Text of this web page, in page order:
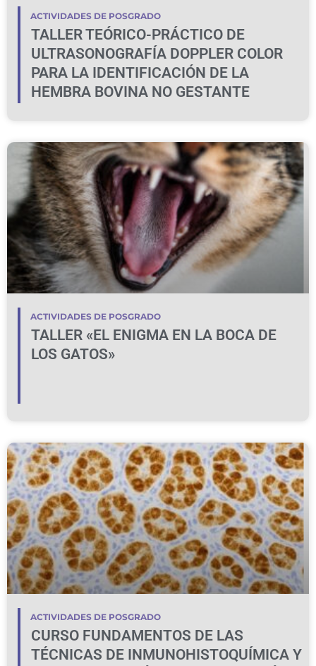
ACTIVIDADES DE POSGRADO
TALLER TEÓRICO-PRÁCTICO DE
ULTRASONOGRAFÍA DOPPLER COLOR
PARA LA IDENTIFICACIÓN DE LA
HEMBRA BOVINA NO GESTANTE
ACTIVIDADES DE POSGRADO
TALLER «EL ENIGMA EN LA BOCA DE
LOS GATOS»
ACTIVIDADES DE POSGRADO
CURSO FUNDAMENTOS DE LAS
TÉCNICAS DE INMUNOHISTOQUÍMICA Y